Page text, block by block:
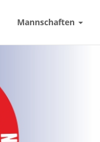
Mannschaften